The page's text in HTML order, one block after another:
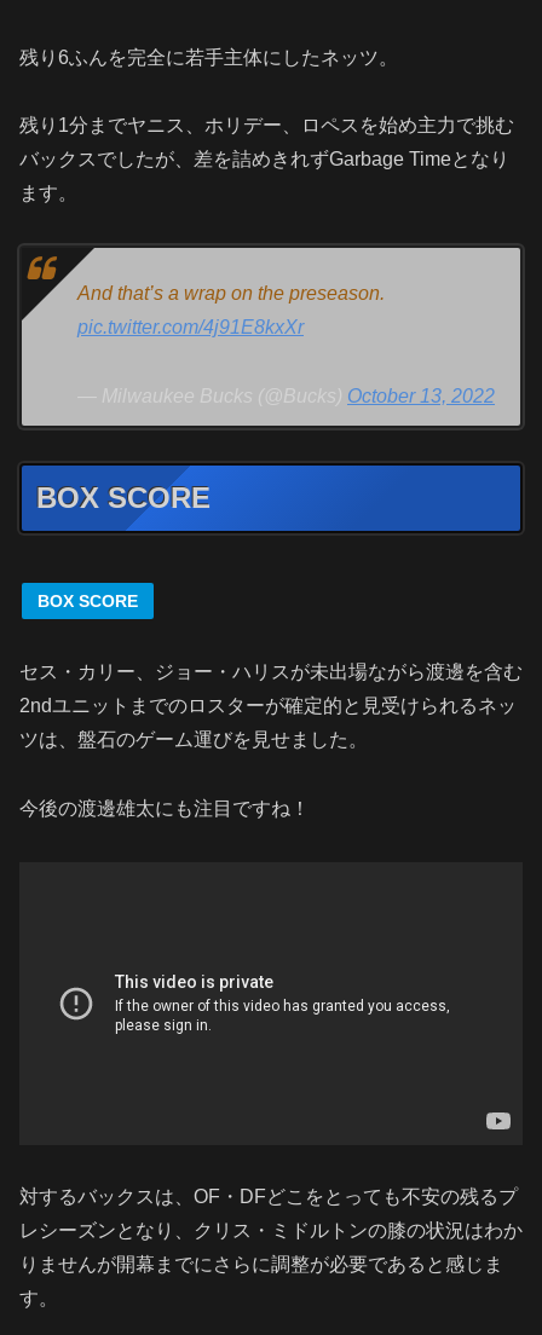
残り6ふんを完全に若手主体にしたネッツ。
残り 1分までヤニス、ホリデー、ロペスを始め主力で挑む
バックスでしたが、差を詰めきれずGarbage Timeとなり
ます。
And that’s a wrap on the preseason.
pic.twitter.com/4j91E8kxXr
— Milwaukee Bucks (@Bucks) October 13, 2022
BOX SCORE
BOX SCORE
セス・カリー、ジョー・ハリスが未出場ながら渡邊を含む
2ndユニットまでのロスターが確定的と見受けられるネッ
ツは、盤石のゲーム運びを見せました。
今後の渡邊雄太にも注目ですね！
対するバックスは、OF・DFどこをとっても不安の残るプ
レシーズンとなり、クリス・ミドルトンの膝の状況はわか
りませんが開幕までにさらに調整が必要であると感じま
す。